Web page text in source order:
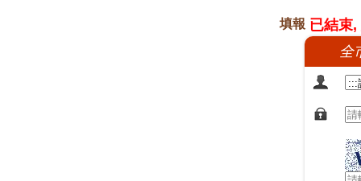
填報 已結束
全